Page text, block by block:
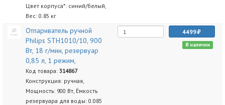
Цвет корпуса*: синий/белый,
Вес: 0.85 кг
Отпариватель ручной
Philips STH1010/10, 900
Вт, 18 г/мин, резервуар
0,85 л, 1 режим,
Код товара: 314867
Конструкция: ручная,
Мощность: 900 Вт, Ёмкость
резервуара для воды: 0.085
4499
В наличии